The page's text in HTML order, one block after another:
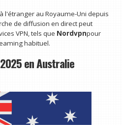
l'étranger au Royaume-Uni depuis
de diffusion en direct peut
VPN, tels que Nordvpnpour
habituel.
en Australie